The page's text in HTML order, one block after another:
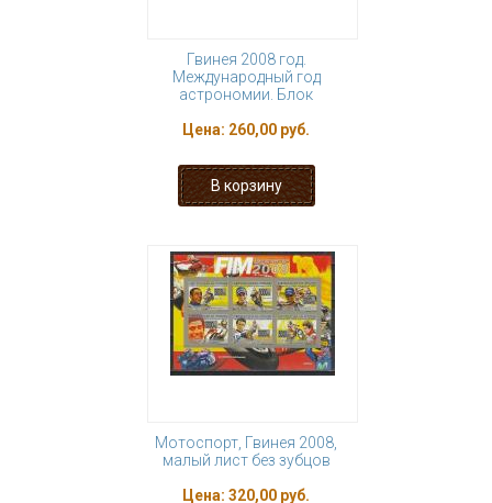
Гвинея 2008 год.
Международный год
астрономии. Блок
Цена: 260,00 руб.
Мотоспорт, Гвинея 2008,
малый лист без зубцов
Цена: 320,00 руб.